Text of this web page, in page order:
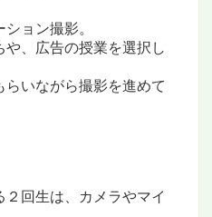
ョン撮影。
、
広告の授業を選択し
らいながら撮影を進めて
回生は、カメラやマイ